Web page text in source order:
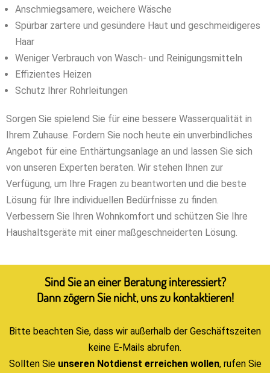
Anschmiegsamere, weichere Wäsche
Spürbar zartere und gesündere Haut und geschmeidigeres
Haar
Weniger Verbrauch von Wasch- und Reinigungsmitteln
Effizientes Heizen
Schutz Ihrer Rohrleitungen
Sorgen Sie spielend Sie für eine bessere Wasserqualität in
Ihrem Zuhause. Fordern Sie noch heute ein unverbindliches
Angebot für eine Enthärtungsanlage an und lassen Sie sich
von unseren Experten beraten. Wir stehen Ihnen zur
Verfügung, um Ihre Fragen zu beantworten und die beste
Lösung für Ihre individuellen Bedürfnisse zu finden.
Verbessern Sie Ihren Wohnkomfort und schützen Sie Ihre
Haushaltsgeräte mit einer maßgeschneiderten Lösung.
Sind Sie an einer Beratung interessiert?
Dann zögern Sie nicht, uns zu kontaktieren!
Bitte beachten Sie, dass wir außerhalb der Geschäftszeiten
keine E-Mails abrufen.
Sollten Sieunseren Notdienst erreichen wollen, rufen Sie